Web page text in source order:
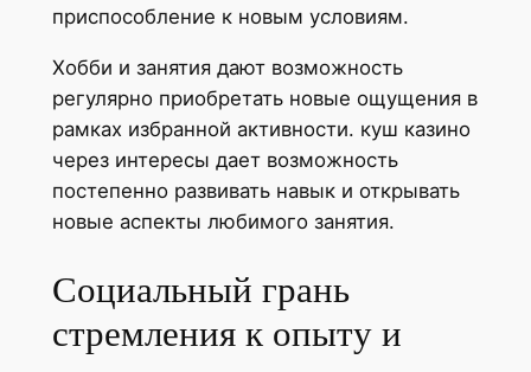
приспособление к новым условиям.
Хобби и занятия дают возможность
регулярно приобретать новые ощущения в
рамках избранной активности. куш казино
через интересы дает возможность
постепенно развивать навык и открывать
новые аспекты любимого занятия.
Социальный грань
стремления к опыту и